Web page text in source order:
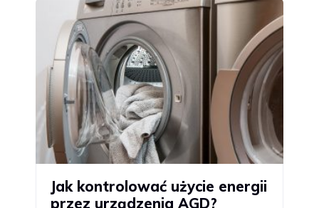
Jak kontrolować użycie energii
przez urządzenia AGD?